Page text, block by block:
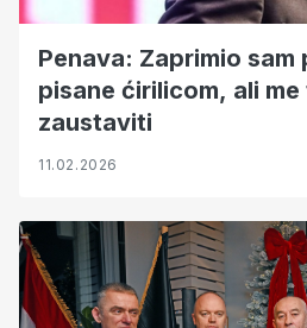
Penava: Zaprimio sam
pisane ćirilicom, ali
zaustaviti
11.02.2026